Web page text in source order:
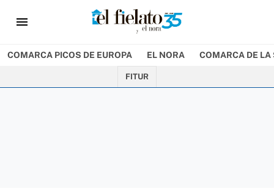
menu
COMARCA PICOS DE EUROPA EL NORA COMARCA DE LA
FITUR